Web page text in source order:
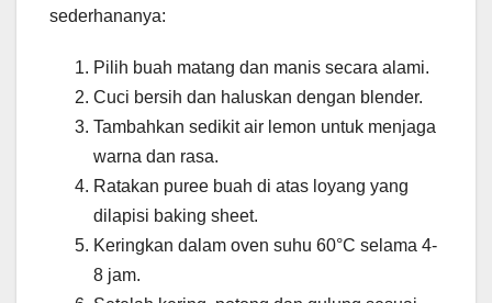
sederhananya:
Pilih buah matang dan manis secara alami.
Cuci bersih dan haluskan dengan blender.
Tambahkan sedikit air lemon untuk menjaga
warna dan rasa.
Ratakan puree buah di atas loyang yang
dilapisi baking sheet.
Keringkan dalam oven suhu 60°C selama 4-
8 jam.